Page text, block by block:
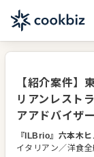
【紹介案件】
リアンレスト
アアドバイザ
『ILBrio』六本木
イタリアン／洋食